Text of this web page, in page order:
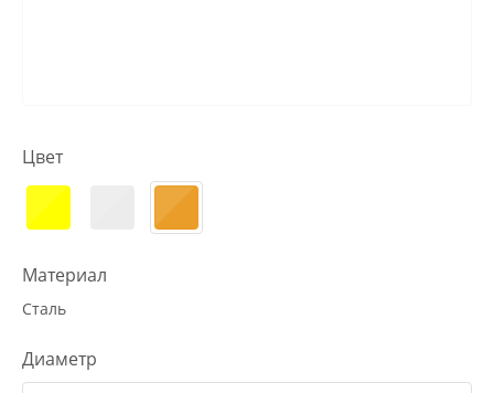
Цвет
Материал
Сталь
Диаметр